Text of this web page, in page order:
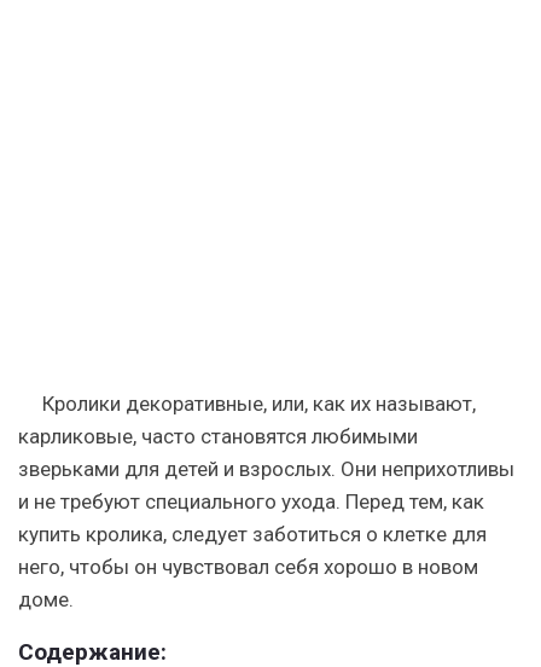
Кролики декоративные, или, как их называют,
карликовые, часто становятся любимыми
зверьками для детей и взрослых. Они неприхотливы
и не требуют специального ухода. Перед тем, как
купить кролика, следует заботиться о клетке для
него, чтобы он чувствовал себя хорошо в новом
доме.
Содержание: